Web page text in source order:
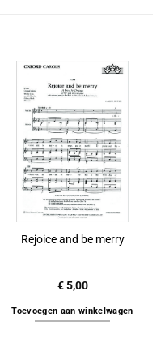
Rejoice and be merry
€5,00
Toevoegen aan winkelwagen